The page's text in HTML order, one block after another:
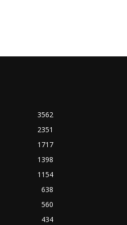
3562
2351
1717
1398
1154
638
560
434